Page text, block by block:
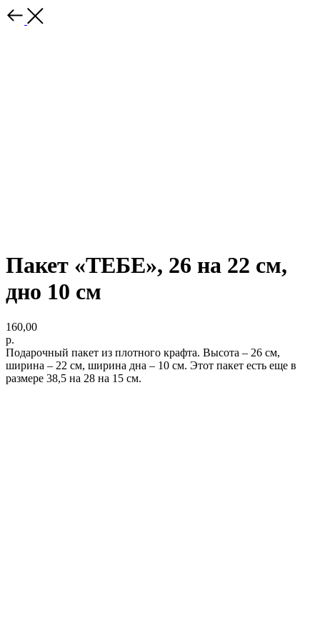
Пакет «ТЕБЕ», 26 на 22 см,
дно 10 см
160,00
р.
Подарочный пакет из плотного крафта. Высота – 26 см,
ширина – 22 см, ширина дна – 10 см. Этот пакет есть еще в
размере 38,5 на 28 на 15 см.